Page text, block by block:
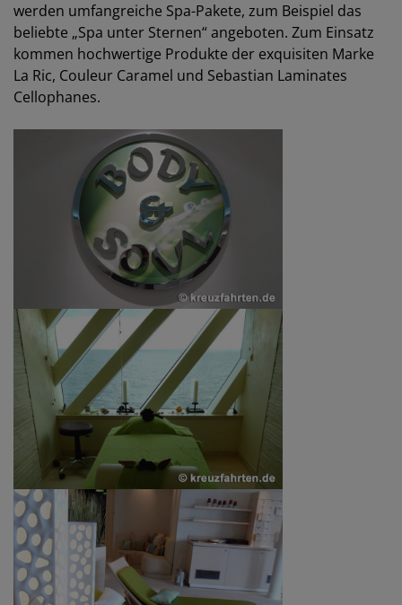
werden umfangreiche Spa-Pakete, zum Beispiel das
beliebte „Spa unter Sternen“ angeboten. Zum Einsatz
kommen hochwertige Produkte der exquisiten Marke
La Ric, Couleur Caramel und Sebastian Laminates
Cellophanes.